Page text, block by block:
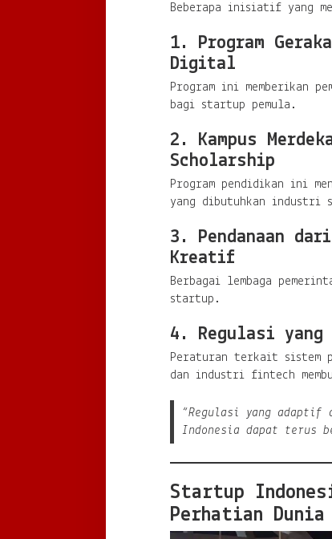
Beberapa inisiatif yang
1. Program
Digital
Program ini memberikan
bagi startup pemula.
2. Kampus
Scholarship
Program pendidikan ini
yang dibutuhkan industri
3. Pendanaan dari
Kreatif
Berbagai lembaga
startup.
4. Regulasi yang
Peraturan terkait sistem
dan industri fintech
“Regulasi yang adaptif
Indonesia dapat terus
Startup
Perhatian Dunia